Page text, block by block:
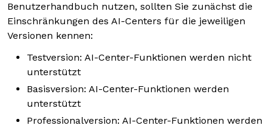
Benutzerhandbuch nutzen, sollten Sie zunächst die
Einschränkungen des AI-Centers für die jeweiligen
Versionen kennen:
Testversion: AI-Center-Funktionen werden nicht
unterstützt
Basisversion: AI-Center-Funktionen werden
unterstützt
Professionalversion: AI-Center-Funktionen werden